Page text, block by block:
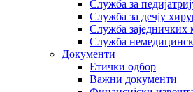
Служба за
Служба за дечју
Служба заједничких
Служба
Документи
Етички одбор
Важни документи